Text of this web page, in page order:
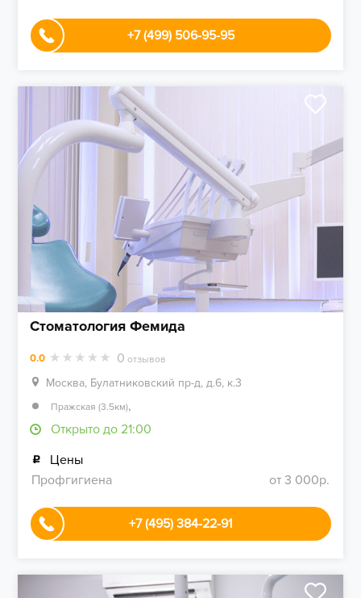
+7 (499) 506-95-95
Стоматология Фемида
0.0 0 отзывов
Москва, Булатниковский пр-д, д.6, к.3
Пражская (3.5км),
Открыто до 21:00
Цены
Профгигиена
от 3 000р.
+7 (495) 384-22-91